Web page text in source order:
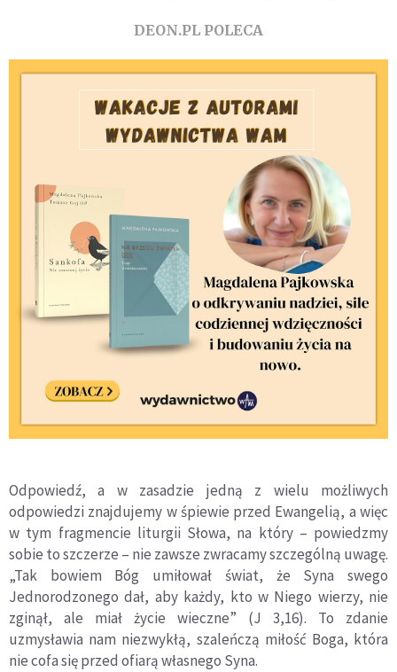
DEON.PL POLECA
Odpowiedź, a w zasadzie jedną z wielu możliwych
odpowiedzi znajdujemy w śpiewie przed Ewangelią, a więc
w tym fragmencie liturgii Słowa, na który – powiedzmy
sobie to szczerze – nie zawsze zwracamy szczególną uwagę.
„Tak bowiem Bóg umiłował świat, że Syna swego
Jednorodzonego dał, aby każdy, kto w Niego wierzy, nie
zginął, ale miał życie wieczne” (J 3,16). To zdanie
uzmysławia nam niezwykłą, szaleńczą miłość Boga, która
nie cofa się przed ofiarą własnego Syna.